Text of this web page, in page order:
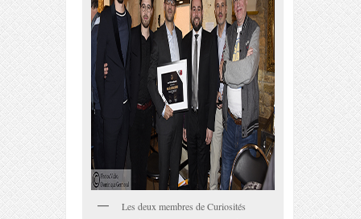
Les deux membres de Curiosités